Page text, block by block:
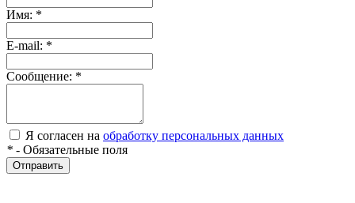
Имя: *
E-mail: *
Сообщение: *
Я согласен на обработку персональных данных
* - Обязательные поля
Отправить